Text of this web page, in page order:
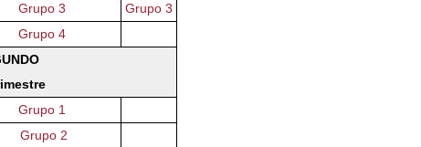
Grupo 3
Grupo 3
Grupo 4
Grupo 1
Grupo 2